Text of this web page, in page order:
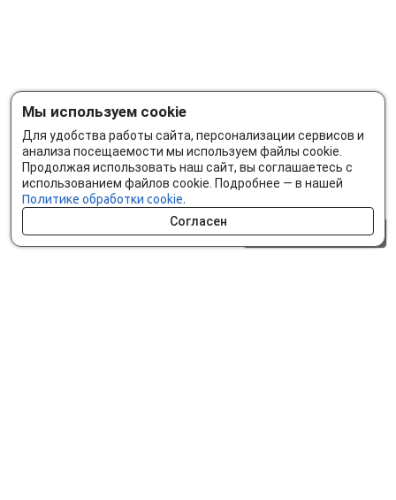
Мы используем cookie
Для удобства работы сайта, персонализации сервисов и
анализа посещаемости мы используем файлы cookie.
Продолжая использовать наш сайт, вы соглашаетесь с
использованием файлов cookie. Подробнее — в нашей
Политике обработки cookie.
Согласен